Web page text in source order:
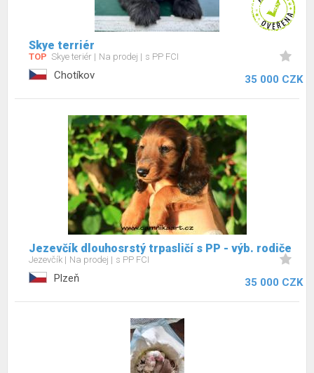
Skye terriér
TOP Skye teriér Na prodej s PP FCI
Chotíkov 35 000 CZK
Jezevčík dlouhosrstý trpasličí s PP - výb. rodiče
Jezevčík Na prodej s PP FCI
Plzeň 35 000 CZK